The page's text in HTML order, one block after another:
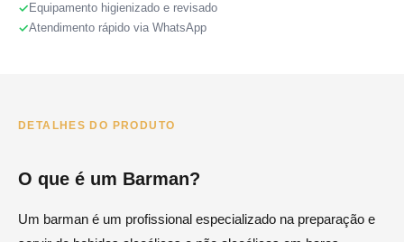
Equipamento higienizado e revisado
Atendimento rápido via WhatsApp
DETALHES DO PRODUTO
O que é um Barman?
Um barman é um profissional especializado na preparação e